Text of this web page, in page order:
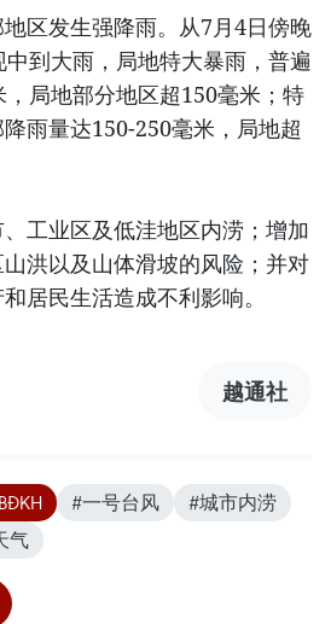
区发生强降雨。从7月4日傍晚
到大雨，局地特大暴雨，普遍
局地部分地区超150毫米；特
雨量达150-250毫米，局地超
工业区及低洼地区内涝；增加
洪以及山体滑坡的风险；并对
居民生活造成不利影响。
越通社
#一号台风
#城市内涝
气